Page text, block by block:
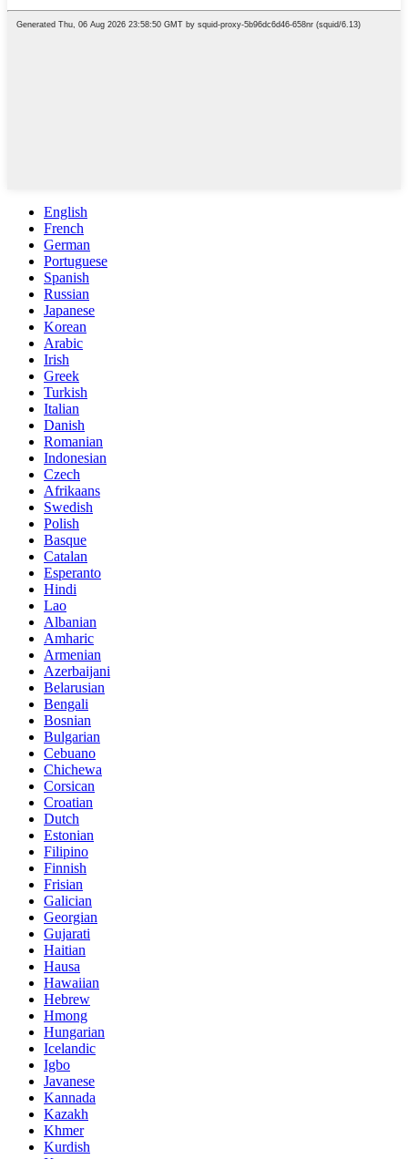
English
French
German
Portuguese
Spanish
Russian
Japanese
Korean
Arabic
Irish
Greek
Turkish
Italian
Danish
Romanian
Indonesian
Czech
Afrikaans
Swedish
Polish
Basque
Catalan
Esperanto
Hindi
Lao
Albanian
Amharic
Armenian
Azerbaijani
Belarusian
Bengali
Bosnian
Bulgarian
Cebuano
Chichewa
Corsican
Croatian
Dutch
Estonian
Filipino
Finnish
Frisian
Galician
Georgian
Gujarati
Haitian
Hausa
Hawaiian
Hebrew
Hmong
Hungarian
Icelandic
Igbo
Javanese
Kannada
Kazakh
Khmer
Kurdish